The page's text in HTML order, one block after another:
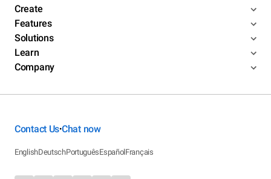
Create
Features
Solutions
Learn
Company
Contact Us•Chat now
EnglishDeutschPortuguêsEspañolFrançais